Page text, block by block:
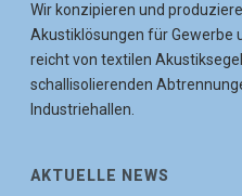
Wir konzipieren und
Akustiklösungen für Gewerbe
reicht von textilen
schallisolierenden
Industriehallen.
AKTUELLE NEWS